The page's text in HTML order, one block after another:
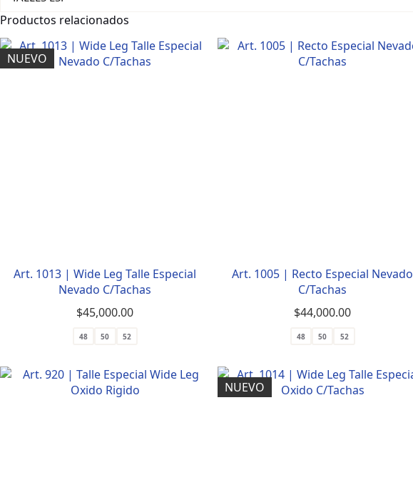
Productos relacionados
NUEVO
Art. 1013 | Wide Leg Talle Especial
Nevado C/Tachas
$45,000.00
48 50 52
Art. 1005 | Recto Especial Nevado
C/Tachas
$44,000.00
48 50 52
NUEVO